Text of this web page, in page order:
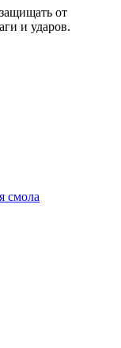
от
и ударов.
смола